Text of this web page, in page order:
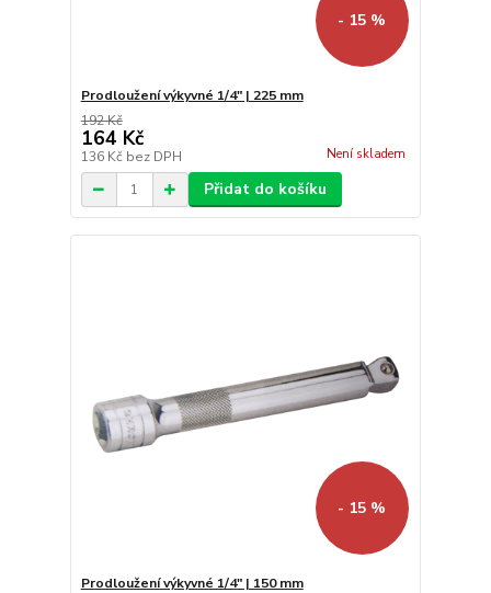
- 15 %
Prodloužení výkyvné 1/4" | 225 mm
192 Kč
164 Kč
136 Kč bez DPH Není skladem
Přidat do košíku
- 15 %
Prodloužení výkyvné 1/4" | 150 mm